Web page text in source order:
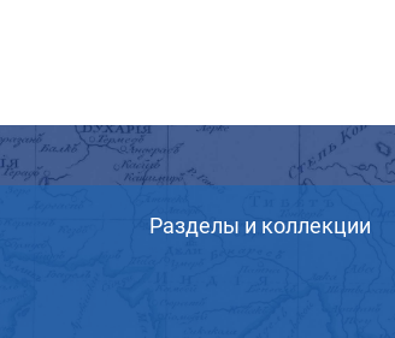
Разделы и коллекции